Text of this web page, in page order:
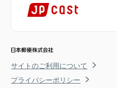
サイトのご利用について
プライバシーポリシー